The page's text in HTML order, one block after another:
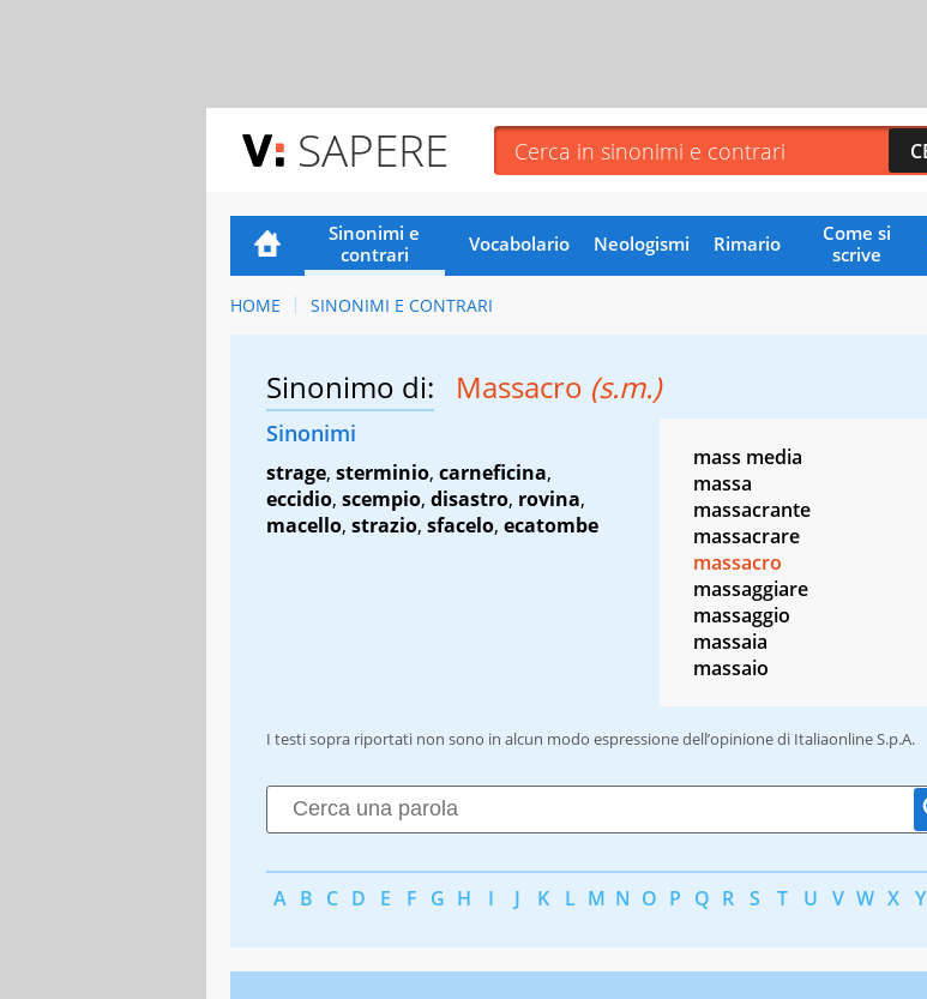
SAPERE
Sinonimi e
contrari
Vocabolario Neologismi Rimario
Come si
scrive
HOME SINONIMI E CONTRARI
Sinonimo di: Massacro (s.m.)
Sinonimi
strage, sterminio, carneficina,
eccidio, scempio, disastro, rovina,
macello, strazio, sfacelo, ecatombe
mass media
massa
massacrante
massacrare
massacro
massaggiare
massaggio
massaia
massaio
I testi sopra riportati non sono in alcun modo espressione dell’opinione di Italiaonline S.p.A.
A B C D E F G H I J K L M N O P Q R S T U V W X Y